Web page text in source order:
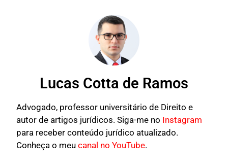
Lucas Cotta de Ramos
Advogado, professor universitário de Direito e
autor de artigos jurídicos. Siga-me no Instagram
para receber conteúdo jurídico atualizado.
Conheça o meucanal no YouTube.